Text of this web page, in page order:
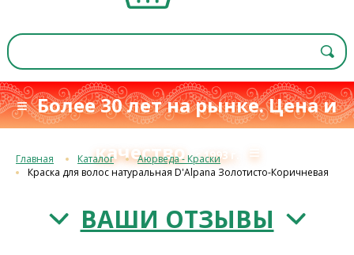
≡ Более 30 лет на рынке. Цена и
качествос 1993 г. ≡
Главная Каталог
Аюрведа - Краски
Краска для волос натуральная D'Alpana Золотисто-Коричневая
ВАШИ ОТЗЫВЫ